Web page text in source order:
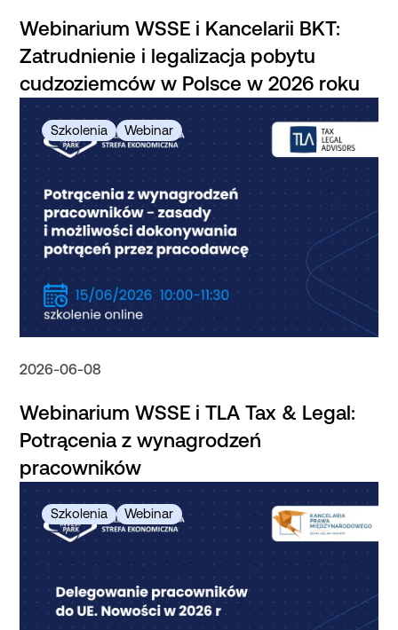
Webinarium WSSE i Kancelarii BKT:
Zatrudnienie i legalizacja pobytu
cudzoziemców w Polsce w 2026 roku
2026-06-08
Webinarium WSSE i TLA Tax & Legal:
Potrącenia z wynagrodzeń
pracowników